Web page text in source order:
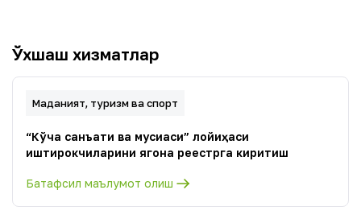
Ўхшаш хизматлар
Маданият, туризм ва спорт
“Кўча санъати ва мусиқаси” лойиҳаси
иштирокчиларини ягона реестрга киритиш
Батафсил маълумот олиш